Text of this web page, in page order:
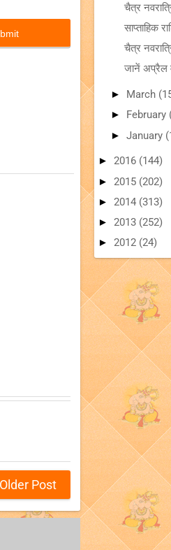
Older Post
चैत्र
साप्ताहिक
चैत्र
जानें अप्रैल
► March
► February
► January
► 2016 (144)
► 2015 (202)
► 2014 (313)
► 2013 (252)
► 2012 (24)